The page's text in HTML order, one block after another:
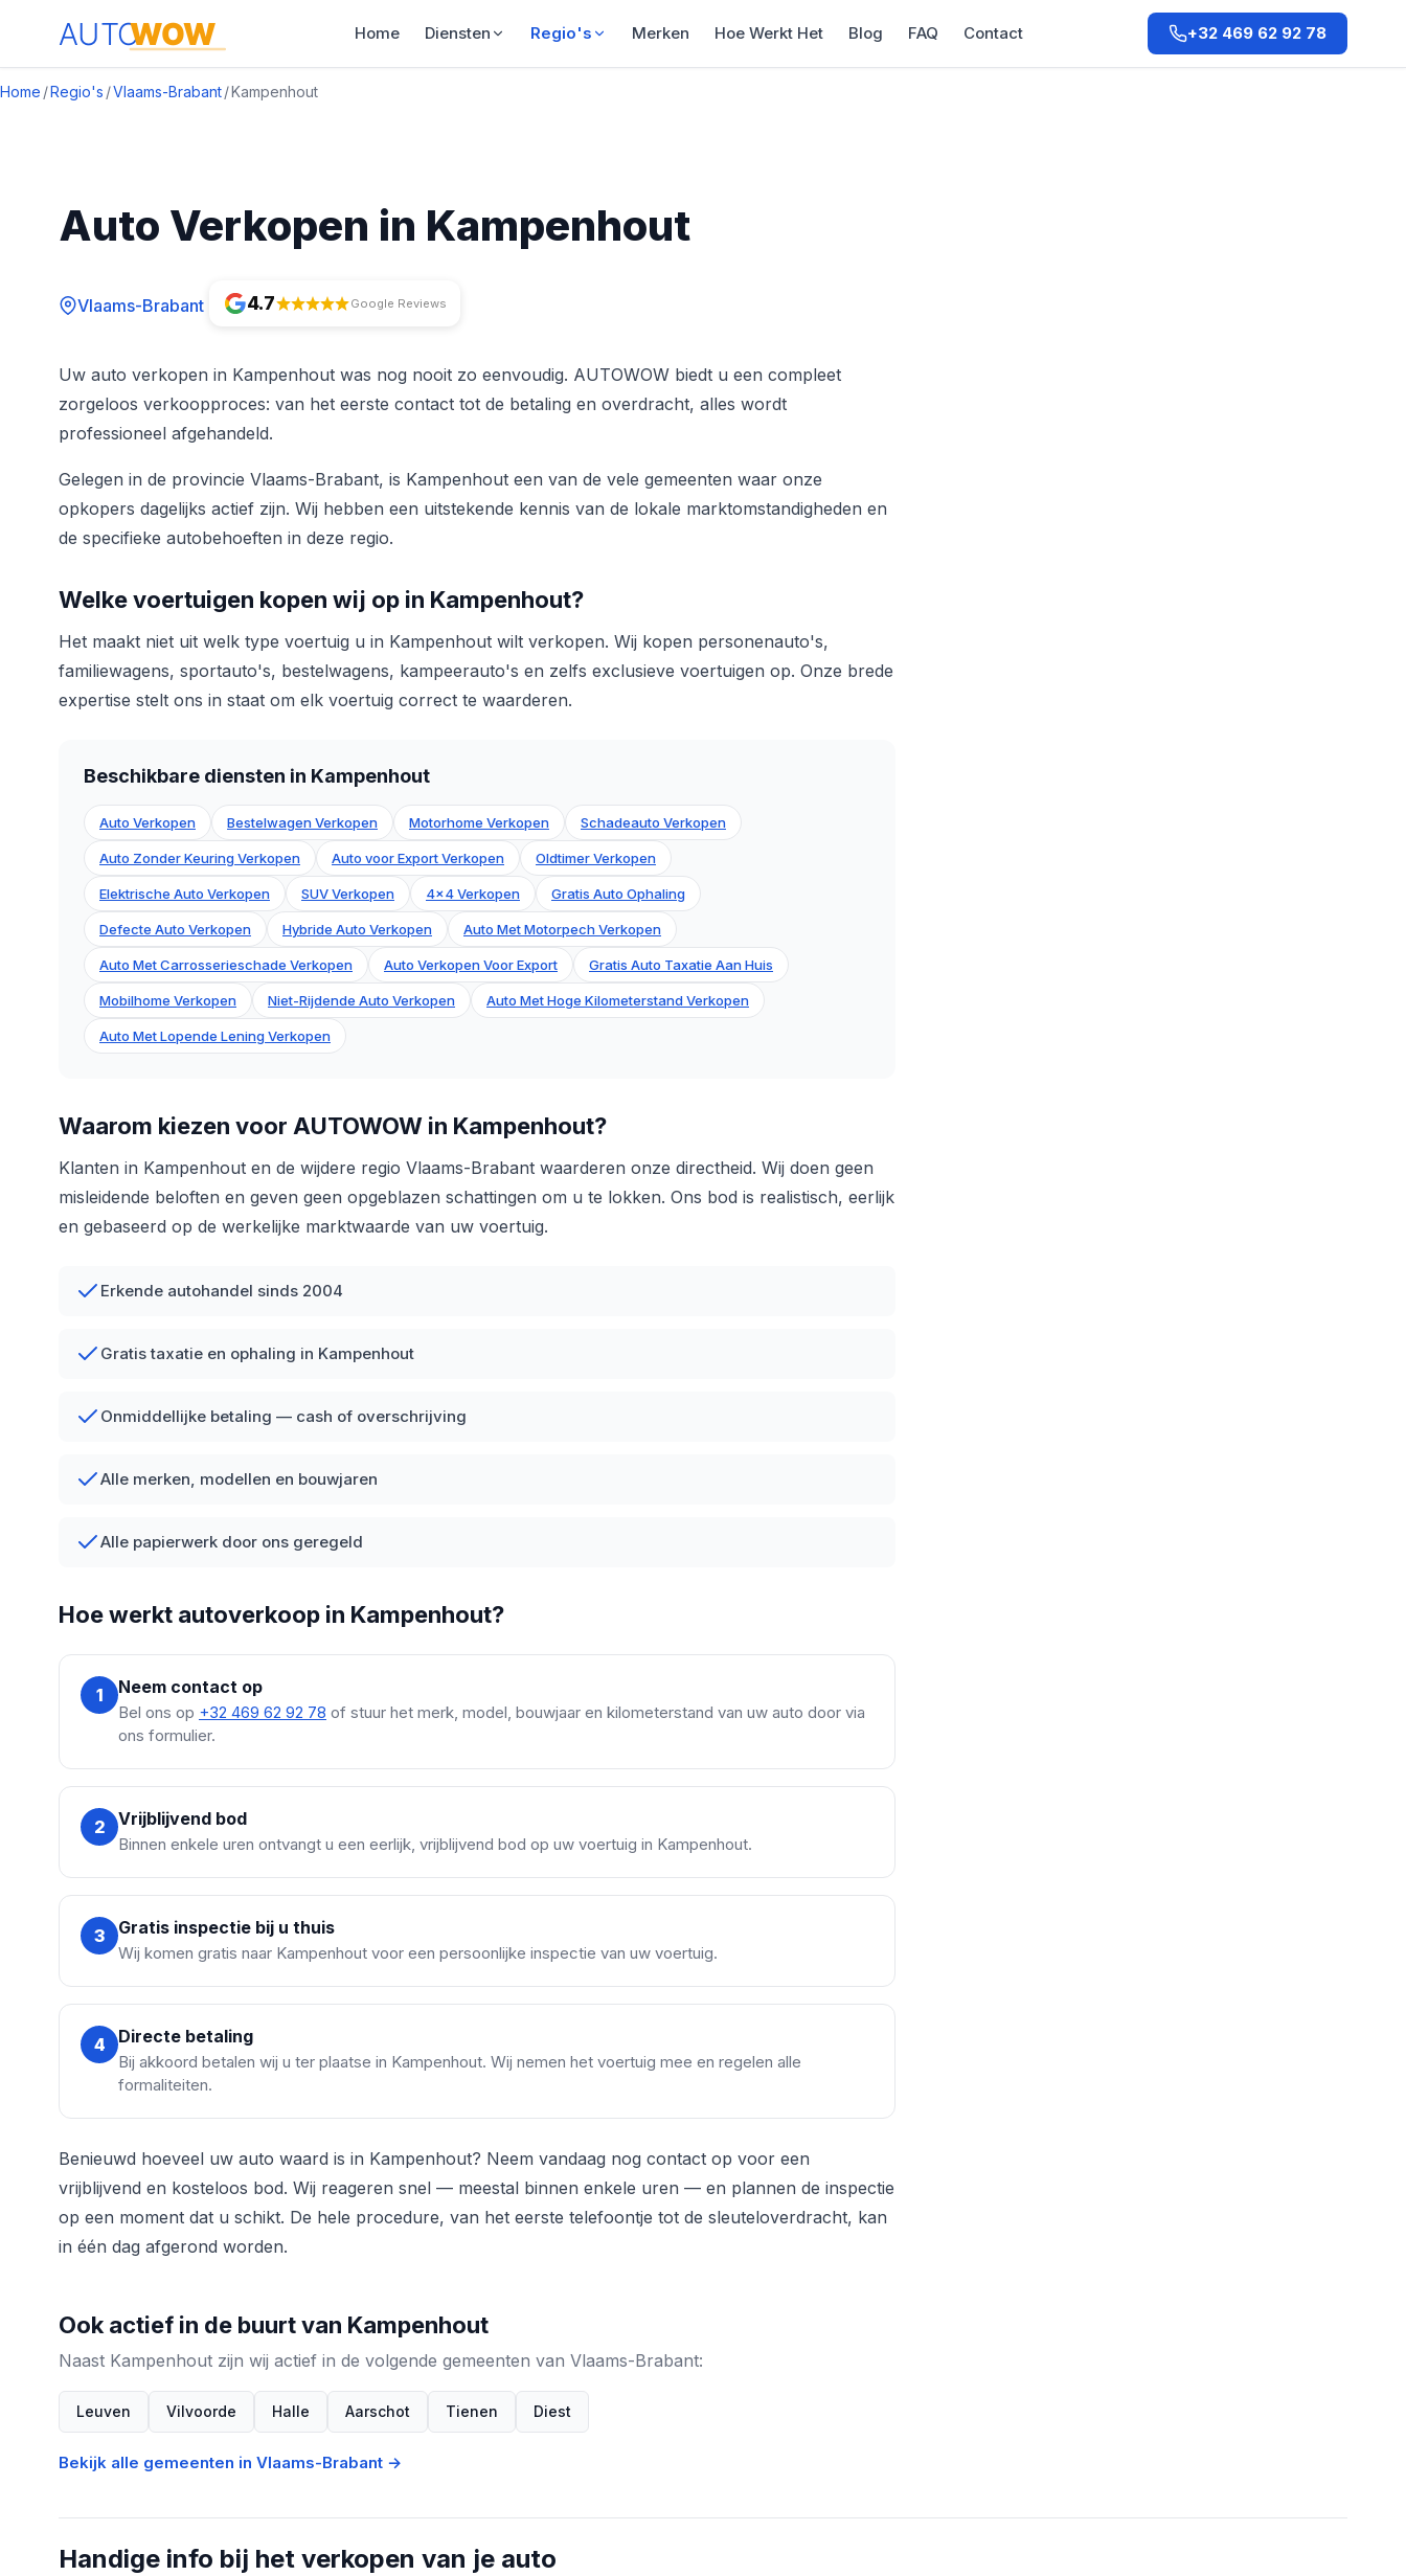
Home Diensten Regio's Merken Hoe Werkt Het Blog FAQ Contact +32 469 62 92 78
Home /Regio's /Vlaams-Brabant/Kampenhout
Auto Verkopen in Kampenhout
Vlaams-Brabant 4.7 Google Reviews
Uw auto verkopen in Kampenhout was nog nooit zo eenvoudig. AUTOWOW biedt u een compleet
zorgeloos verkoopproces: van het eerste contact tot de betaling en overdracht, alles wordt
professioneel afgehandeld.
Gelegen in de provincie Vlaams-Brabant, is Kampenhout een van de vele gemeenten waar onze
opkopers dagelijks actief zijn. Wij hebben een uitstekende kennis van de lokale marktomstandigheden en
de specifieke autobehoeften in deze regio.
Welke voertuigen kopen wij op in Kampenhout?
Het maakt niet uit welk type voertuig u in Kampenhout wilt verkopen. Wij kopen personenauto's,
familiewagens, sportauto's, bestelwagens, kampeerauto's en zelfs exclusieve voertuigen op. Onze brede
expertise stelt ons in staat om elk voertuig correct te waarderen.
Beschikbare diensten in Kampenhout
Auto Verkopen Bestelwagen Verkopen Motorhome Verkopen Schadeauto Verkopen
Auto Zonder Keuring Verkopen Auto voor Export Verkopen Oldtimer Verkopen
Elektrische Auto Verkopen SUV Verkopen 4x4 Verkopen Gratis Auto Ophaling
Defecte Auto Verkopen Hybride Auto Verkopen Auto Met Motorpech Verkopen
Auto Met Carrosserieschade Verkopen Auto Verkopen Voor Export Gratis Auto Taxatie Aan Huis
Mobilhome Verkopen Niet-Rijdende Auto Verkopen Auto Met Hoge Kilometerstand Verkopen
Auto Met Lopende Lening Verkopen
Waarom kiezen voor AUTOWOW in Kampenhout?
Klanten in Kampenhout en de wijdere regio Vlaams-Brabant waarderen onze directheid. Wij doen geen
misleidende beloften en geven geen opgeblazen schattingen om u te lokken. Ons bod is realistisch, eerlijk
en gebaseerd op de werkelijke marktwaarde van uw voertuig.
Erkende autohandel sinds 2004
Gratis taxatie en ophaling in Kampenhout
Onmiddellijke betaling — cash of overschrijving
Alle merken, modellen en bouwjaren
Alle papierwerk door ons geregeld
Hoe werkt autoverkoop in Kampenhout?
1 Neem contact op
Bel ons op +32 469 62 92 78 of stuur het merk, model, bouwjaar en kilometerstand van uw auto door via
ons formulier.
2 Vrijblijvend bod
Binnen enkele uren ontvangt u een eerlijk, vrijblijvend bod op uw voertuig in Kampenhout.
3 Gratis inspectie bij u thuis
Wij komen gratis naar Kampenhout voor een persoonlijke inspectie van uw voertuig.
4 Directe betaling
Bij akkoord betalen wij u ter plaatse in Kampenhout. Wij nemen het voertuig mee en regelen alle
formaliteiten.
Benieuwd hoeveel uw auto waard is in Kampenhout? Neem vandaag nog contact op voor een
vrijblijvend en kosteloos bod. Wij reageren snel — meestal binnen enkele uren — en plannen de inspectie
op een moment dat u schikt. De hele procedure, van het eerste telefoontje tot de sleuteloverdracht, kan
in één dag afgerond worden.
Ook actief in de buurt van Kampenhout
Naast Kampenhout zijn wij actief in de volgende gemeenten van Vlaams-Brabant:
Leuven Vilvoorde Halle Aarschot Tienen Diest
Bekijk alle gemeenten in Vlaams-Brabant →
Handige info bij het verkopen van je auto